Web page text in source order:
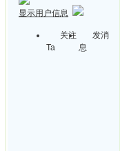
显示用户信息
关注
Ta
发消
息